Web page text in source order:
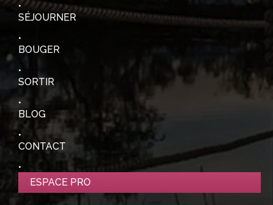
SÉJOURNER
BOUGER
SORTIR
BLOG
CONTACT
ESPACE PRO